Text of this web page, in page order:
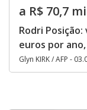
a R$ 70,7
Rodri
euros por
Glyn KIRK / AFP -